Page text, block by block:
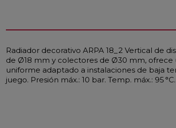
Radiador decorativo ARPA 18_2 Vertical de
de Ø18 mm y colectores de Ø30 mm, ofrece
uniforme adaptado a instalaciones de baja
juego. Presión máx.: 10 bar. Temp. máx.: 95 °C.